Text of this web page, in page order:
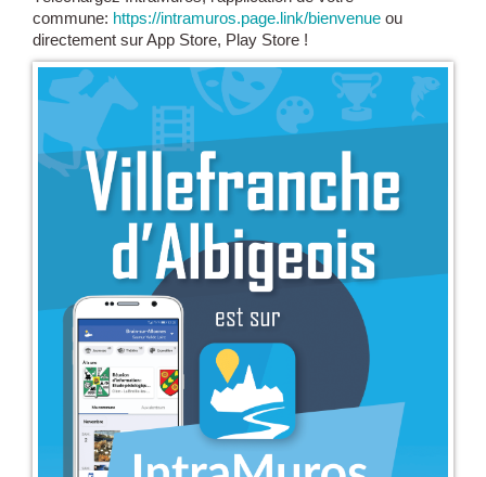
commune: https://intramuros.page.link/bienvenue ou
directement sur App Store, Play Store !